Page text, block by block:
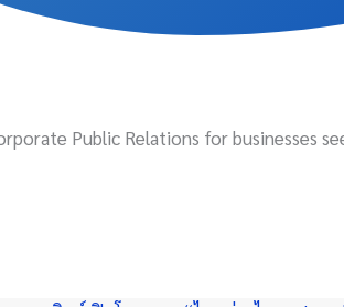
Public Relations for businesses